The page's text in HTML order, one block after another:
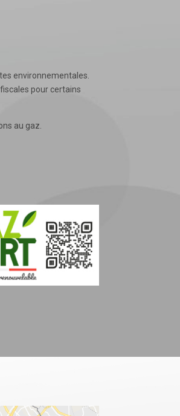
environnementales.
pour certains
au gaz.